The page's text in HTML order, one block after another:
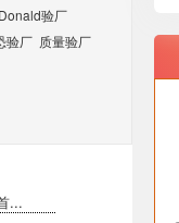
验厂
验厂 质量验厂
...